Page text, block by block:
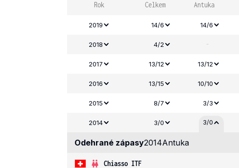
Rok Celkem Antuka
2019 14/6 14/6
2018 4/2 -
2017 13/12 13/12
2016 13/15 10/10
2015 8/7 3/3
2014 3/0 3/0
Odehrané zápasy2014Antuka
Chiasso ITF